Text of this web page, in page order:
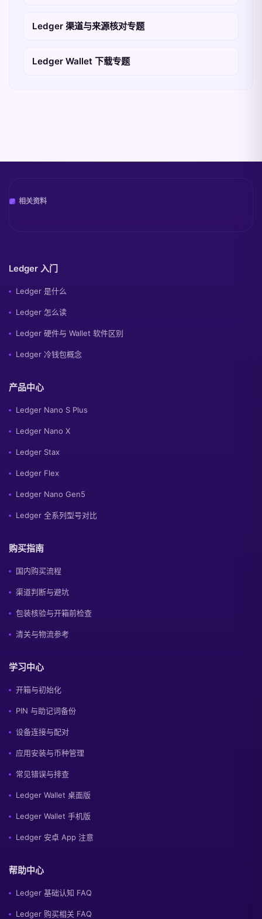
Ledger 渠道与来源核对专题
Ledger Wallet 下载专题
相关资料
Ledger 入门
Ledger 是什么
Ledger 怎么读
Ledger 硬件与 Wallet 软件区别
Ledger 冷钱包概念
产品中心
Ledger Nano S Plus
Ledger Nano X
Ledger Stax
Ledger Flex
Ledger Nano Gen5
Ledger 全系列型号对比
购买指南
国内购买流程
渠道判断与避坑
包装核验与开箱前检查
清关与物流参考
学习中心
开箱与初始化
PIN 与助记词备份
设备连接与配对
应用安装与币种管理
常见错误与排查
Ledger Wallet 桌面版
Ledger Wallet 手机版
Ledger 安卓 App 注意
帮助中心
Ledger 基础认知 FAQ
Ledger 购买相关 FAQ